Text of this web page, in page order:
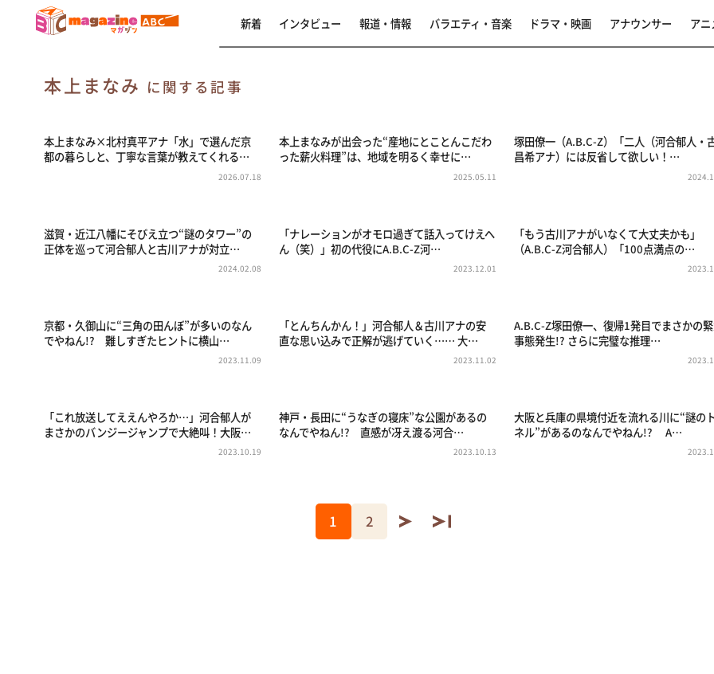
新着 インタビュー 報道・情報 バラエティ・音楽 ドラマ・映画 アナウンサー アニ
本上まなみ に関する記事
本上まなみ×北村真平アナ「水」で選んだ京
都の暮らしと、丁寧な言葉が教えてくれる…
2026.07.18
本上まなみが出会った“産地にとことんこだわ
った薪火料理”は、地域を明るく幸せに…
2025.05.11
塚田僚一（A.B.C-Z）「二人（河合郁人・
昌希アナ）には反省して欲しい！…
滋賀・近江八幡にそびえ立つ“謎のタワー”の
正体を巡って河合郁人と古川アナが対立…
2024.02.08
「ナレーションがオモロ過ぎて話入ってけえへ
ん（笑）」初の代役にA.B.C-Z河…
2023.12.01
「もう古川アナがいなくて大丈夫かも」
（A.B.C-Z河合郁人）「100点満点の…
京都・久御山に“三角の田んぼ”が多いのなん
でやねん!? 難しすぎたヒントに横山…
2023.11.09
「とんちんかん！」河合郁人＆古川アナの安
直な思い込みで正解が逃げていく…… 大…
2023.11.02
A.B.C-Z塚田僚一、復帰1発目でまさかの
事態発生!? さらに完璧な推理…
「これ放送してええんやろか…」河合郁人が
まさかのバンジージャンプで大絶叫！大阪…
2023.10.19
神戸・長田に“うなぎの寝床”な公園があるの
なんでやねん!? 直感が冴え渡る河合…
2023.10.13
大阪と兵庫の県境付近を流れる川に“謎の
ネル”があるのなんでやねん!? A…
1 2